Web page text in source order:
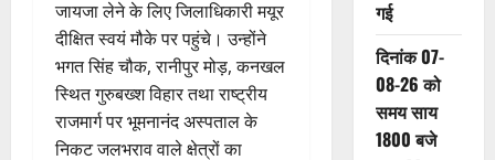
जायजा लेने के लिए जिलाधिकारी मयूर
दीक्षित स्वयं मौके पर पहुंचे। उन्होंने
भगत सिंह चौक, रानीपुर मोड़, कनखल
स्थित गुरुबख्श विहार तथा राष्ट्रीय
राजमार्ग पर भूमनानंद अस्पताल के
निकट जलभराव वाले क्षेत्रों का
गई
दिनांक 07-
08-26 को
समय साय
1800 बजे